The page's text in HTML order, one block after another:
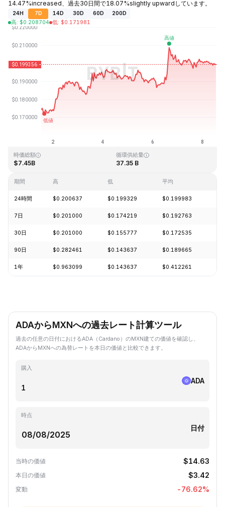
14.47%increased、過去30日間で18.07%slightly upwardしています。
24H 7D 14D 30D 60D
200D
高: $0.208704 低: $0.171981
最終更新日時：2026-08-08、13:13 GMT+0
時価総額
$7.45B
循環供給量
37.35 B
期間 高 低 平均
24時間 $0.200637 $0.199329 $0.199983
7日 $0.201000 $0.174219 $0.192763
30日 $0.201000 $0.155777 $0.172535
90日 $0.282461 $0.143637 $0.189665
1年 $0.963099 $0.143637 $0.412261
ADAからMXNへの過去レート計算ツール
過去の任意の日付におけるADA（Cardano）のMXN建ての価値を確認し、
ADAからMXNへの為替レートを本日の価値と比較できます。
購入
ADA
時点
日付
当時の価値 $14.63
本日の価値 $3.42
変動 -76.62%